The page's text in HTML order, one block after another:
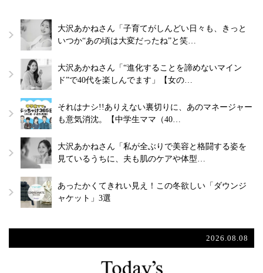
大沢あかねさん「子育てがしんどい日々も、きっと
いつか“あの頃は大変だったね”と笑…
大沢あかねさん「“進化することを諦めないマイン
ド”で40代を楽しんでます」【女の…
それはナシ!!ありえない裏切りに、あのマネージャー
も意気消沈。【中学生ママ（40…
大沢あかねさん「私が全ぶりで美容と格闘する姿を
見ているうちに、夫も肌のケアや体型…
あったかくてきれい見え！この冬欲しい「ダウンジ
ャケット」3選
2026.08.08